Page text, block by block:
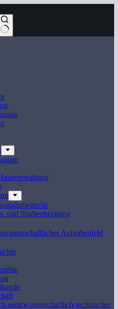
in
und Studienberatung
Aufgabenfeld
naturwissenschaftlich-technisches